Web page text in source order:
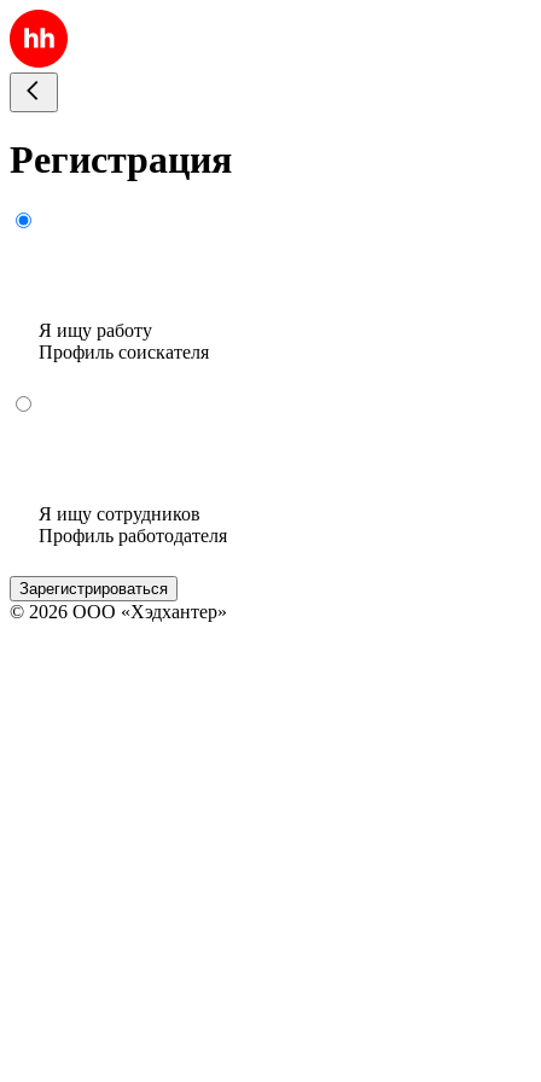
Регистрация
Я ищу работу
Профиль соискателя
Я ищу сотрудников
Профиль работодателя
Зарегистрироваться
© 2026 ООО «Хэдхантер»